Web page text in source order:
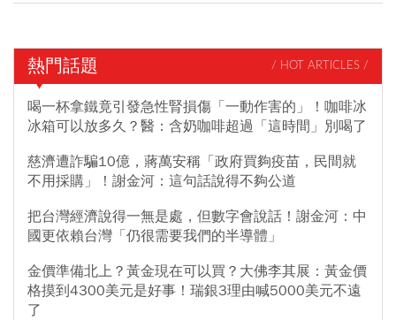
熱門話題 / HOT ARTICLES /
喝一杯拿鐵竟引發急性腎損傷「一動作害的」！咖啡冰
冰箱可以放多久？醫：含奶咖啡超過「這時間」別喝了
慈濟遭詐騙10億，蔣萬安稱「政府買夠疫苗，民間就
不用採購」！謝金河：這句話說得不夠公道
把台灣經濟說得一無是處，但數字會說話！謝金河：中
國更依賴台灣「仍很需要我們的半導體」
金價準備北上？黃金現在可以買？大佛李其展：黃金價
格摸到4300美元是好事！瑞銀3理由喊5000美元不遠
了